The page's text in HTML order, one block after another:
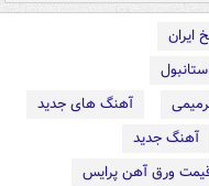
ایران
آهنگ های جدید
آهنگ جدید
ورق آهن پرایس